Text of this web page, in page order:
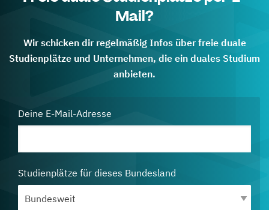
Mail?
Wir schicken dir regelmäßig Infos über freie duale
Studienplätze und Unternehmen, die ein duales Studium
anbieten.
Deine E-Mail-Adresse
Studienplätze für dieses Bundesland